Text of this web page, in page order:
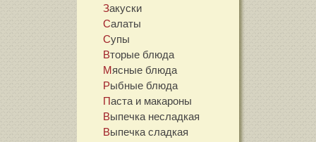
Закуски
Салаты
Супы
Вторые блюда
Мясные блюда
Рыбные блюда
Паста и макароны
Выпечка несладкая
Выпечка сладкая